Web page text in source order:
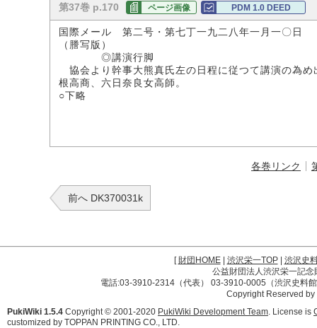
第37巻 p.170 ページ画像 PDM 1.0 DEED
国際メール 第二号・第七丁一九二八年一月一〇日
（謄写版）
◎講演行脚
協会より幹事大熊真氏左の日程に従つて講演の為
根高商、六日奈良女高師。
○下略
各巻リンク
前へ DK370031k
[財団HOME| 渋沢栄一TOP| 渋沢史
公益財団法人渋沢栄一記
電話:03-3910-2314（代表） 03-3910-0005（渋沢史料
Copyright Reserved
PukiWiki 1.5.4 Copyright © 2001-2020 PukiWiki Development Team. License is
customized by TOPPAN PRINTING CO., LTD.